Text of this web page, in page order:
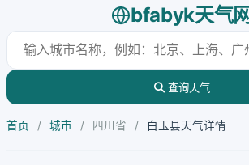
bfabyk天气网
查询天气
首页 / 城市 / 四川省 / 白玉县天气详情